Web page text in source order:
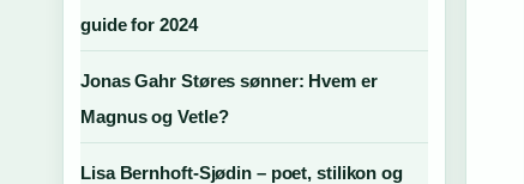
guide for 2024
Jonas Gahr Støres sønner: Hvem er
Magnus og Vetle?
Lisa Bernhoft-Sjødin – poet, stilikon og